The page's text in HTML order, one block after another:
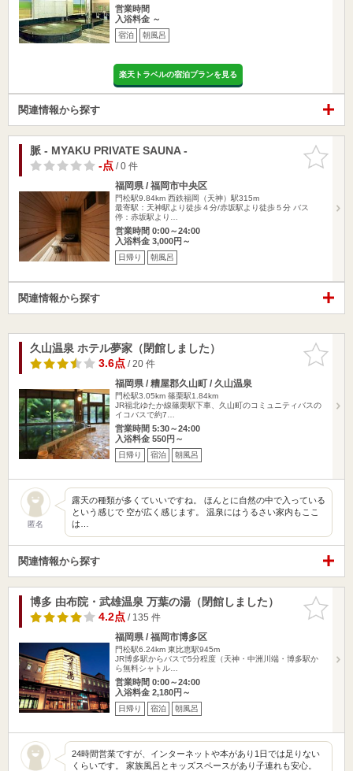
営業時間
入浴料金 ～
宿泊 朝風呂
楽天トラベルの宿泊プランを見る
関連情報から探す
お気に入
りに追加
脈 - MYAKU PRIVATE SAUNA -
-点/ 0 件
福岡県 / 福岡市中央区
門松駅9.84km 西鉄福岡（天神）駅315m
最寄駅：天神駅より徒歩４分/赤坂駅より徒歩５分 バス
停：赤坂駅より…
営業時間 0:00～24:00
入浴料金 3,000円～
日帰り 朝風呂
関連情報から探す
お気に入
りに追加
久山温泉 ホテル夢家（閉館しました）
3.6点/ 20 件
福岡県 / 糟屋郡久山町 / 久山温泉
門松駅3.05km 篠栗駅1.84km
JR福北ゆたか線篠栗駅下車、久山町のコミュニティバスの
イコバスで約7…
営業時間 5:30～24:00
入浴料金 550円～
日帰り 宿泊 朝風呂
匿名
露天の種類が多くていいですね。 ほんとに自然の中で入っている
という感じで 空が広く感じます。 温泉にはうるさい家内もここ
は…
関連情報から探す
お気に入
りに追加
博多 由布院・武雄温泉 万葉の湯（閉館しました）
4.2点/ 135 件
福岡県 / 福岡市博多区
門松駅6.24km 東比恵駅945m
JR博多駅からバスで5分程度（天神・中洲川端・博多駅か
ら無料シャトル…
営業時間 0:00～24:00
入浴料金 2,180円～
日帰り 宿泊 朝風呂
24時間営業ですが、インターネットや本があり1日では足りない
くらいです。 家族風呂とキッズスペースがあり子連れも安心。